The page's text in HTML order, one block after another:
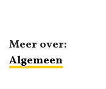
Meer over:
Algemeen